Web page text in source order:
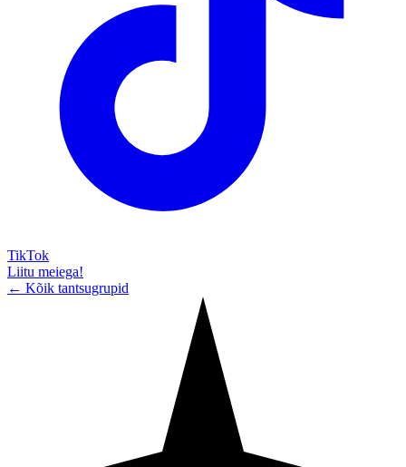
TikTok
Liitu meiega!
← Kõik tantsugrupid